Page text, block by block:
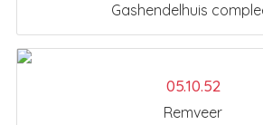
Gashendelhuis
05.10.52
Remveer